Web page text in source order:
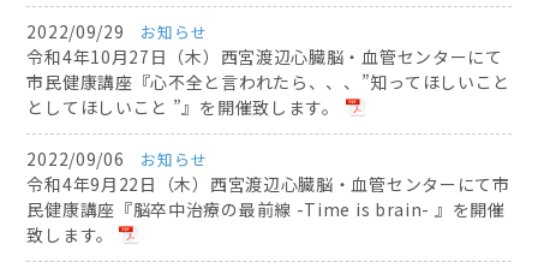
2022/09/29 お知らせ
令和4年10月27日（木）西宮渡辺心臓脳・血管センターにて
市民健康講座『心不全と言われたら、、、”知ってほしいこと
としてほしいこと ”』を開催致します。
2022/09/06 お知らせ
令和4年9月22日（木）西宮渡辺心臓脳・血管センターにて市
民健康講座『脳卒中治療の最前線 -Time is brain- 』を開催
致します。